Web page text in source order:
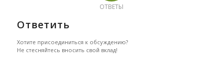
ОТВЕТЫ
Ответить
Хотите присоединиться к обсуждению?
Не стесняйтесь вносить свой вклад!